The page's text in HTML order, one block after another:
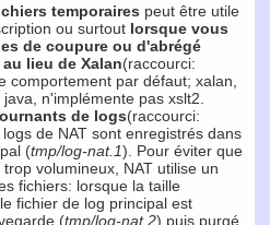
temporaires peut être utile
ou surtout lorsque vous
de coupure ou d'abrégé
lieu de Xalan(raccourci:
comportement par défaut; xalan,
n'implémente pas xslt2.
de logs(raccourci:
de NAT sont enregistrés dans
(tmp/log-nat.1). Pour éviter que
volumineux, NAT utilise un
fichiers: lorsque la taille
fichier de log principal est
(tmp/log-nat.2) puis purgé.